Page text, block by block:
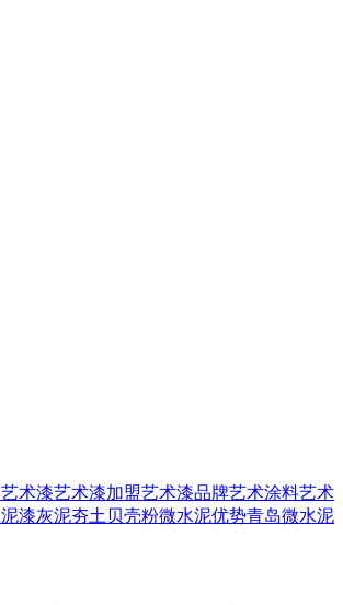
艺术漆艺术漆加盟艺术漆品牌艺术涂料艺术
漆灰泥夯土 贝壳粉微水泥优势青岛微水泥